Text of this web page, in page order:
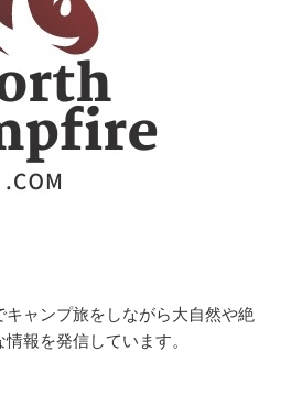
ャンプ旅をしながら大自然や絶
報を発信しています。